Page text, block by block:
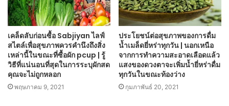
เคล็ดลับก่อนซื้อ Sabjiyan ไลฟ์
สไตล์เพื่อสุขภาพควรคำนึงถึงสิ่ง
เหล่านี้ในขณะที่ซื้อผัก pcup | รู้
วิธีที่แน่นอนที่สุดในการระบุผักสด
คุณจะไม่ถูกหลอก
พฤษภาคม 9, 2021
ประโยชน์ต่อสุขภาพของการดื่ม
น้ำเมล็ดยี่หร่าทุกวัน | นอกเหนือ
จากการทำความสะอาดเลือดแล้ว
แสงของดวงตาจะเพิ่มน้ำยี่หร่าดื่ม
ทุกวันในขณะท้องว่าง
กุมภาพันธ์ 20, 2021